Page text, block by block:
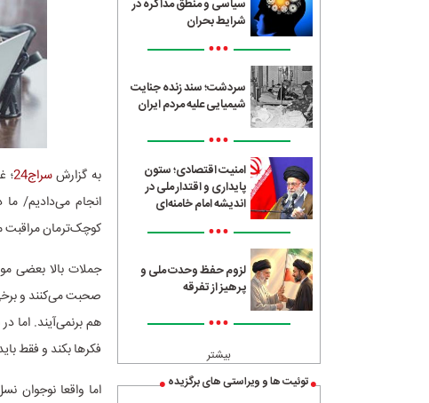
سیاسی و منطق مذاکره در
شرایط بحران
•••
سردشت؛ سند زنده جنایت
شیمیایی علیه مردم ایران
•••
امنیت اقتصادی؛ ستون
پایداری و اقتدار ملی در
اندیشه امام خامنه‌ای
•••
لزوم حفظ وحدت ملی و
پرهیز از تفرقه
•••
بیشتر
توئیت ها و ویراستی های برگزیده
به گزارشسراج24
؛
انجام می‌دادیم/ ما
کوچک‌ترمان مراقبت
جملات بالا بعضی
صحبت می‌کنند و
هم برنمی‌آیند. اما
فکرها بکند و فقط
اما واقعا نوجوان